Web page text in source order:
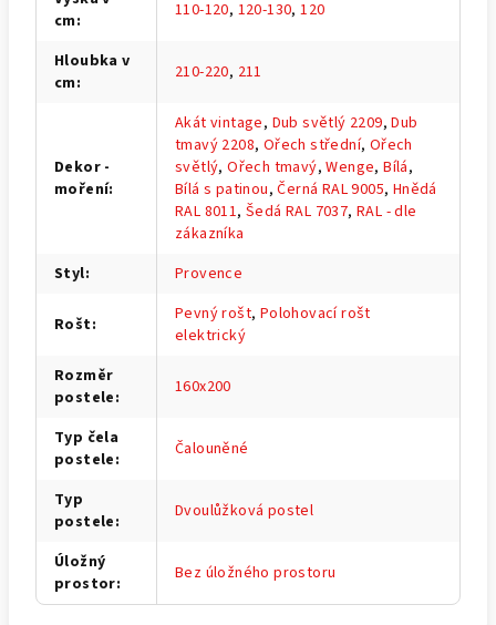
cm: 110-120, 120-130,120
Hloubka v
cm: 210-220, 211
Dekor -
moření:
Akát vintage, Dub světlý 2209,Dub
tmavý 2208, Ořech střední, Ořech
světlý,Ořech tmavý,Wenge,Bílá,
Bílá s patinou,Černá RAL 9005, Hnědá
RAL 8011,Šedá RAL 7037,RAL - dle
zákazníka
Styl: Provence
Rošt: Pevný rošt, Polohovací rošt
elektrický
Rozměr
postele: 160x200
Typ čela
postele: Čalouněné
Typ
postele: Dvoulůžková postel
Úložný
prostor: Bez úložného prostoru